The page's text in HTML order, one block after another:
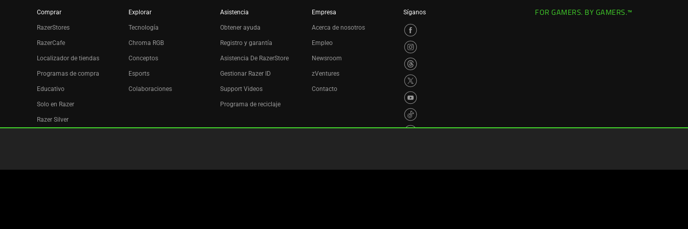
Comprar
RazerStores
RazerCafe
Localizador de tiendas
Programas de compra
Educativo
Solo en Razer
Razer Silver
Explorar
Tecnología
Chroma RGB
Conceptos
Esports
Colaboraciones
Asistencia
Obtener ayuda
Registro y garantía
Asistencia De RazerStore
Gestionar Razer ID
Support Videos
Programa de reciclaje
Empresa
Acerca de nosotros
Empleo
Newsroom
zVentures
Contacto
Síganos FOR GAMERS. BY GAMERS.™